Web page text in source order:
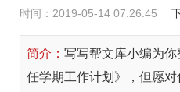
时间：2019-05-14 07:26:45
简介： 写写帮文库小编为
任学期工作计划》，但愿